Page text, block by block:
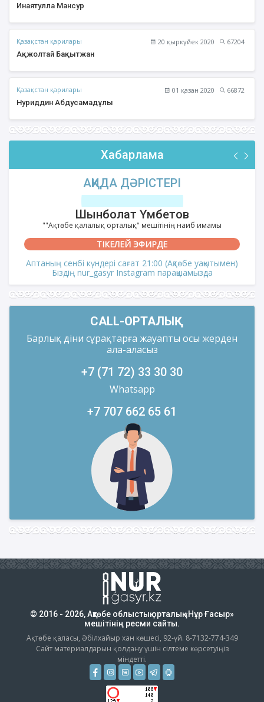
Инаятулла Мансур
Қазақстан қарилары 20 қыркүйек 2020
67204
Ақжолтай Бақытжан
Қазақстан қарилары 01 қазан 2020
66872
Нуриддин Абдусамадұлы
Хабарлама
АҚИДА ДӘРІСТЕРІ
Шынболат Үмбетов
""Ақтөбе қалалық орталық" мешітінің наиб имамы
ТІКЕЛЕЙ ЭФИРДЕ
Аптаның сенбі күндері сағат 21:00 (Ақтөбе уақытымен)
Біздің nur_gasyr Instagram парақшамызда
CALL-ОРТАЛЫҚ
Барлық діни сұрақтарға жауапты осы жерден
ала-аласыз
+7 (71 72) 33 30 30
Whatsapp
+7 707 662 65 61
© 2016 - 2026, Ақтөбе облыстық орталық «Нұр Ғасыр»
мешітінің ресми сайты.
Ақтөбе қаласы, Әбілхайыр хан көшесі, 92-үй. 8-7132-774-349
Сайт материалдарын қолдану үшін сілтеме көрсетуіңіз
міндетті.